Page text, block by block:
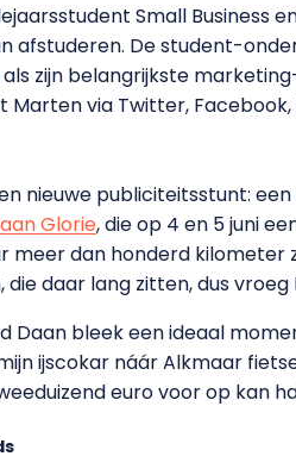
Small Business
afstuderen. De student-
zijn belangrijkste
via Twitter, Facebook,
nieuwe publiciteitsstunt:
Glorie, die op 4 en 5 juni
meer dan honderd
daar lang zitten, dus
Daan bleek een ideaal
ijscokar náár Alkmaar
euro voor op kan